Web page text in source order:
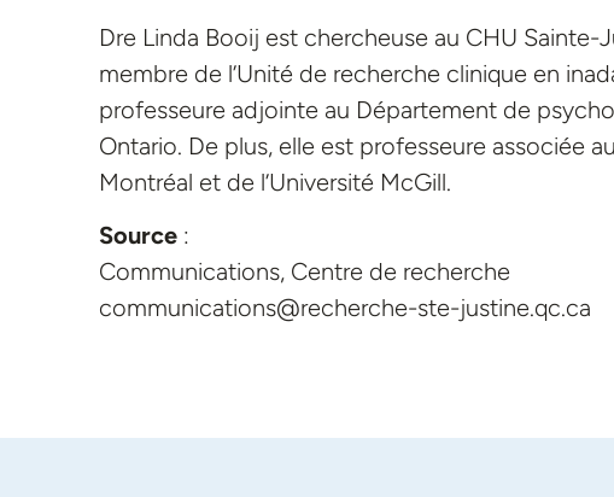
Dre Linda Booij est chercheuse au CHU Sainte-
membre de l’Unité de recherche clinique en
professeure adjointe au Département de
Ontario. De plus, elle est professeure associée
Montréal et de l’Université McGill.
Source :
Communications, Centre de recherche
communications@recherche-ste-justine.qc.ca